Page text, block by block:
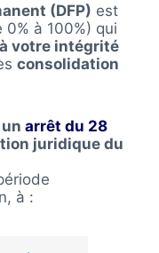
(DFP) est
à 100%) qui
votre intégrité
consolidation
arrêt du 28
juridique du
à :